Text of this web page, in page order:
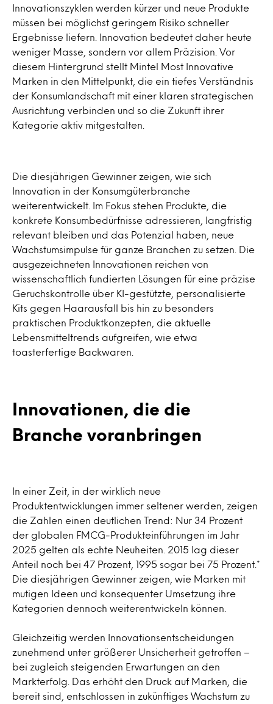
Innovationszyklen werden kürzer und neue Produkte
müssen bei möglichst geringem Risiko schneller
Ergebnisse liefern. Innovation bedeutet daher heute
weniger Masse, sondern vor allem Präzision. Vor
diesem Hintergrund stellt Mintel Most Innovative
Marken in den Mittelpunkt, die ein tiefes Verständnis
der Konsumlandschaft mit einer klaren strategischen
Ausrichtung verbinden und so die Zukunft ihrer
Kategorie aktiv mitgestalten.
Die diesjährigen Gewinner zeigen, wie sich
Innovation in der Konsumgüterbranche
weiterentwickelt. Im Fokus stehen Produkte, die
konkrete Konsumbedürfnisse adressieren, langfristig
relevant bleiben und das Potenzial haben, neue
Wachstumsimpulse für ganze Branchen zu setzen. Die
ausgezeichneten Innovationen reichen von
wissenschaftlich fundierten Lösungen für eine präzise
Geruchskontrolle über KI-gestützte, personalisierte
Kits gegen Haarausfall bis hin zu besonders
praktischen Produktkonzepten, die aktuelle
Lebensmitteltrends aufgreifen, wie etwa
toasterfertige Backwaren.
Innovationen, die die
Branche voranbringen
In einer Zeit, in der wirklich neue
Produktentwicklungen immer seltener werden, zeigen
die Zahlen einen deutlichen Trend: Nur 34 Prozent
der globalen FMCG-Produkteinführungen im Jahr
2025 gelten als echte Neuheiten. 2015 lag dieser
Anteil noch bei 47 Prozent, 1995 sogar bei 75 Prozent.*
Die diesjährigen Gewinner zeigen, wie Marken mit
mutigen Ideen und konsequenter Umsetzung ihre
Kategorien dennoch weiterentwickeln können.
Gleichzeitig werden Innovationsentscheidungen
zunehmend unter größerer Unsicherheit getroffen –
bei zugleich steigenden Erwartungen an den
Markterfolg. Das erhöht den Druck auf Marken, die
bereit sind, entschlossen in zukünftiges Wachstum zu